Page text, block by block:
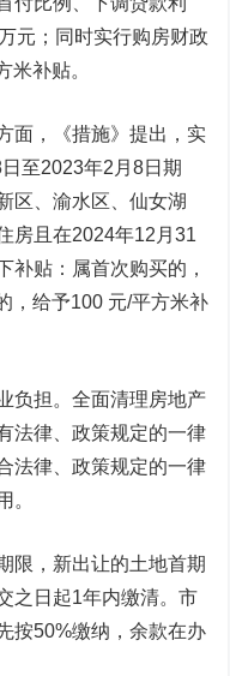
元；同时实行购房财政
米补贴。
，《措施》提出，实
至2023年2月8日期
区、渝水区、仙女湖
房且在2024年12月31
补贴：属首次购买的，
，给予100 元/平方米补
担。全面清理房地产
法律、政策规定的一律
法律、政策规定的一律
。
，新出让的土地首期
之日起1年内缴清。市
按50%缴纳，余款在办